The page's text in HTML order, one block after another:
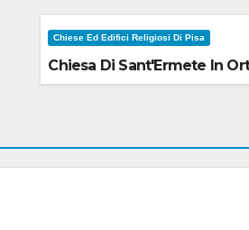
Chiese Ed Edifici Religiosi Di Pisa
Chiesa Di Sant'Ermete In